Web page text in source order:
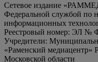
Сетевое издание
Федеральной службой по
информационных
Реестровый номер: ЭЛ №
Учредители:
«Раменский медиацентр»
Московской области